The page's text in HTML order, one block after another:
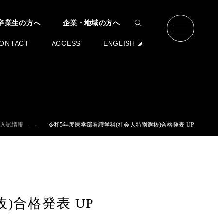
業生の方へ 企業・地域の方へ
ACCESS ENGLISH
入試情報 令和5年度医学部看護学科(社会人特別選抜)合格発表 UP
)合格発表 UP